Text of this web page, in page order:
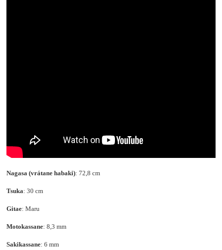
Nagasa (vrátane habaki): 72,8 cm
Tsuka: 30 cm
Gitae: Maru
Motokassane: 8,3 mm
Sakikassane: 6 mm